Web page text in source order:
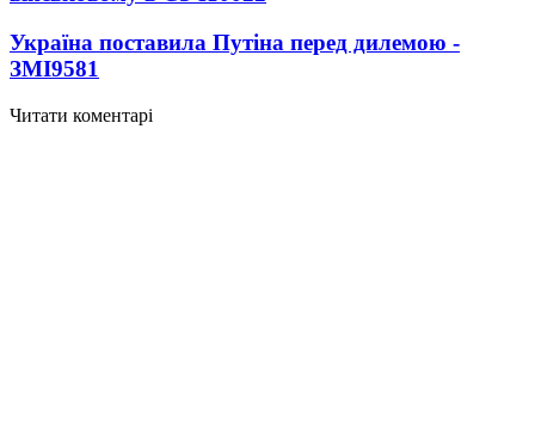
Україна поставила Путіна перед дилемою -
ЗМІ9581
Читати коментарі